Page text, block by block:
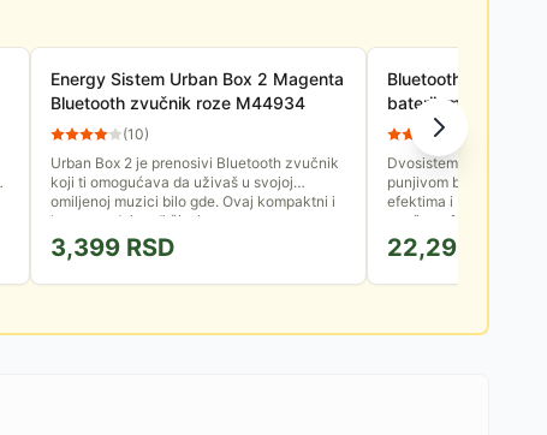
Energy Sistem Urban Box 2 Magenta
Bluetooth zvučnik roze M44934
(10)
Urban Box 2 je prenosivi Bluetooth zvučnik
koji ti omogućava da uživaš u svojoj
omiljenoj muzici bilo gde. Ovaj kompaktni i
lagan uređaj nudi čist i...
3,399 RSD
Bluetooth zvučnik
baterijom
13
Dvosistemska bas
punjivom baterijom,
efektima i DJ
zvučna efekta.
22,299